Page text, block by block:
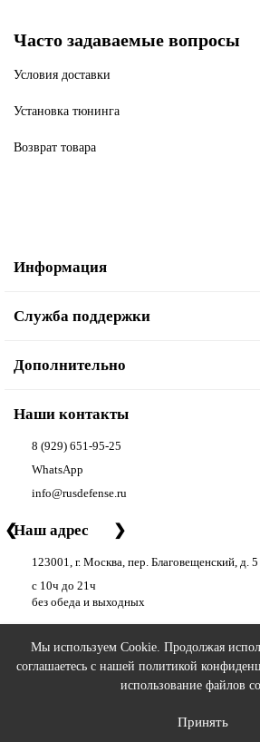
Часто задаваемые вопросы
Условия доставки
Установка тюнинга
Возврат товара
Информация
Служба поддержки
Дополнительно
Наши контакты
8 (929) 651-95-25
WhatsApp
info@rusdefense.ru
❮Наш адрес ❯
123001, г. Москва, пер. Благовещенский, д. 5
с 10ч до 21ч
без обеда и выходных
РУС ДЕФЕНС | RUS DEFENSE ©2026 -
Мы используем Cookie. Продолжая
соглашаетесь с нашей политикой
использование файлов
Принять